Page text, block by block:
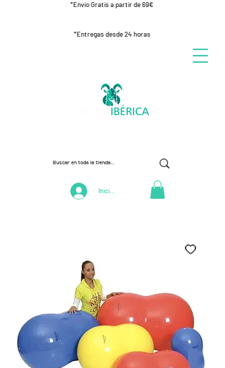
*Envío Gratis a partir de 69€
*Entregas desde 24 horas
Iniciar Sesión